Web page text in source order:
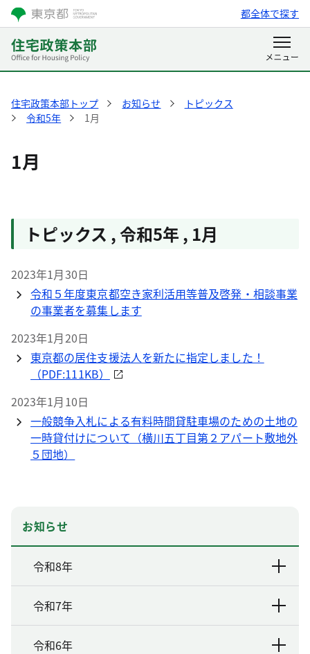
都全体で探す
住宅政策本部トップ お知らせ
トピックス
令和5年
1月
1月
トピックス , 令和5年 , 1月
2023年1月30日
令和５年度東京都空き家利活用等普及啓発・相談事業
の事業者を募集します
2023年1月20日
東京都の居住支援法人を新たに指定しました！
（PDF:111KB）
2023年1月10日
一般競争入札による有料時間貸駐車場のための土地の
一時貸付けについて（横川五丁目第２アパート敷地外
５団地）
お知らせ
令和8年
令和7年
令和6年